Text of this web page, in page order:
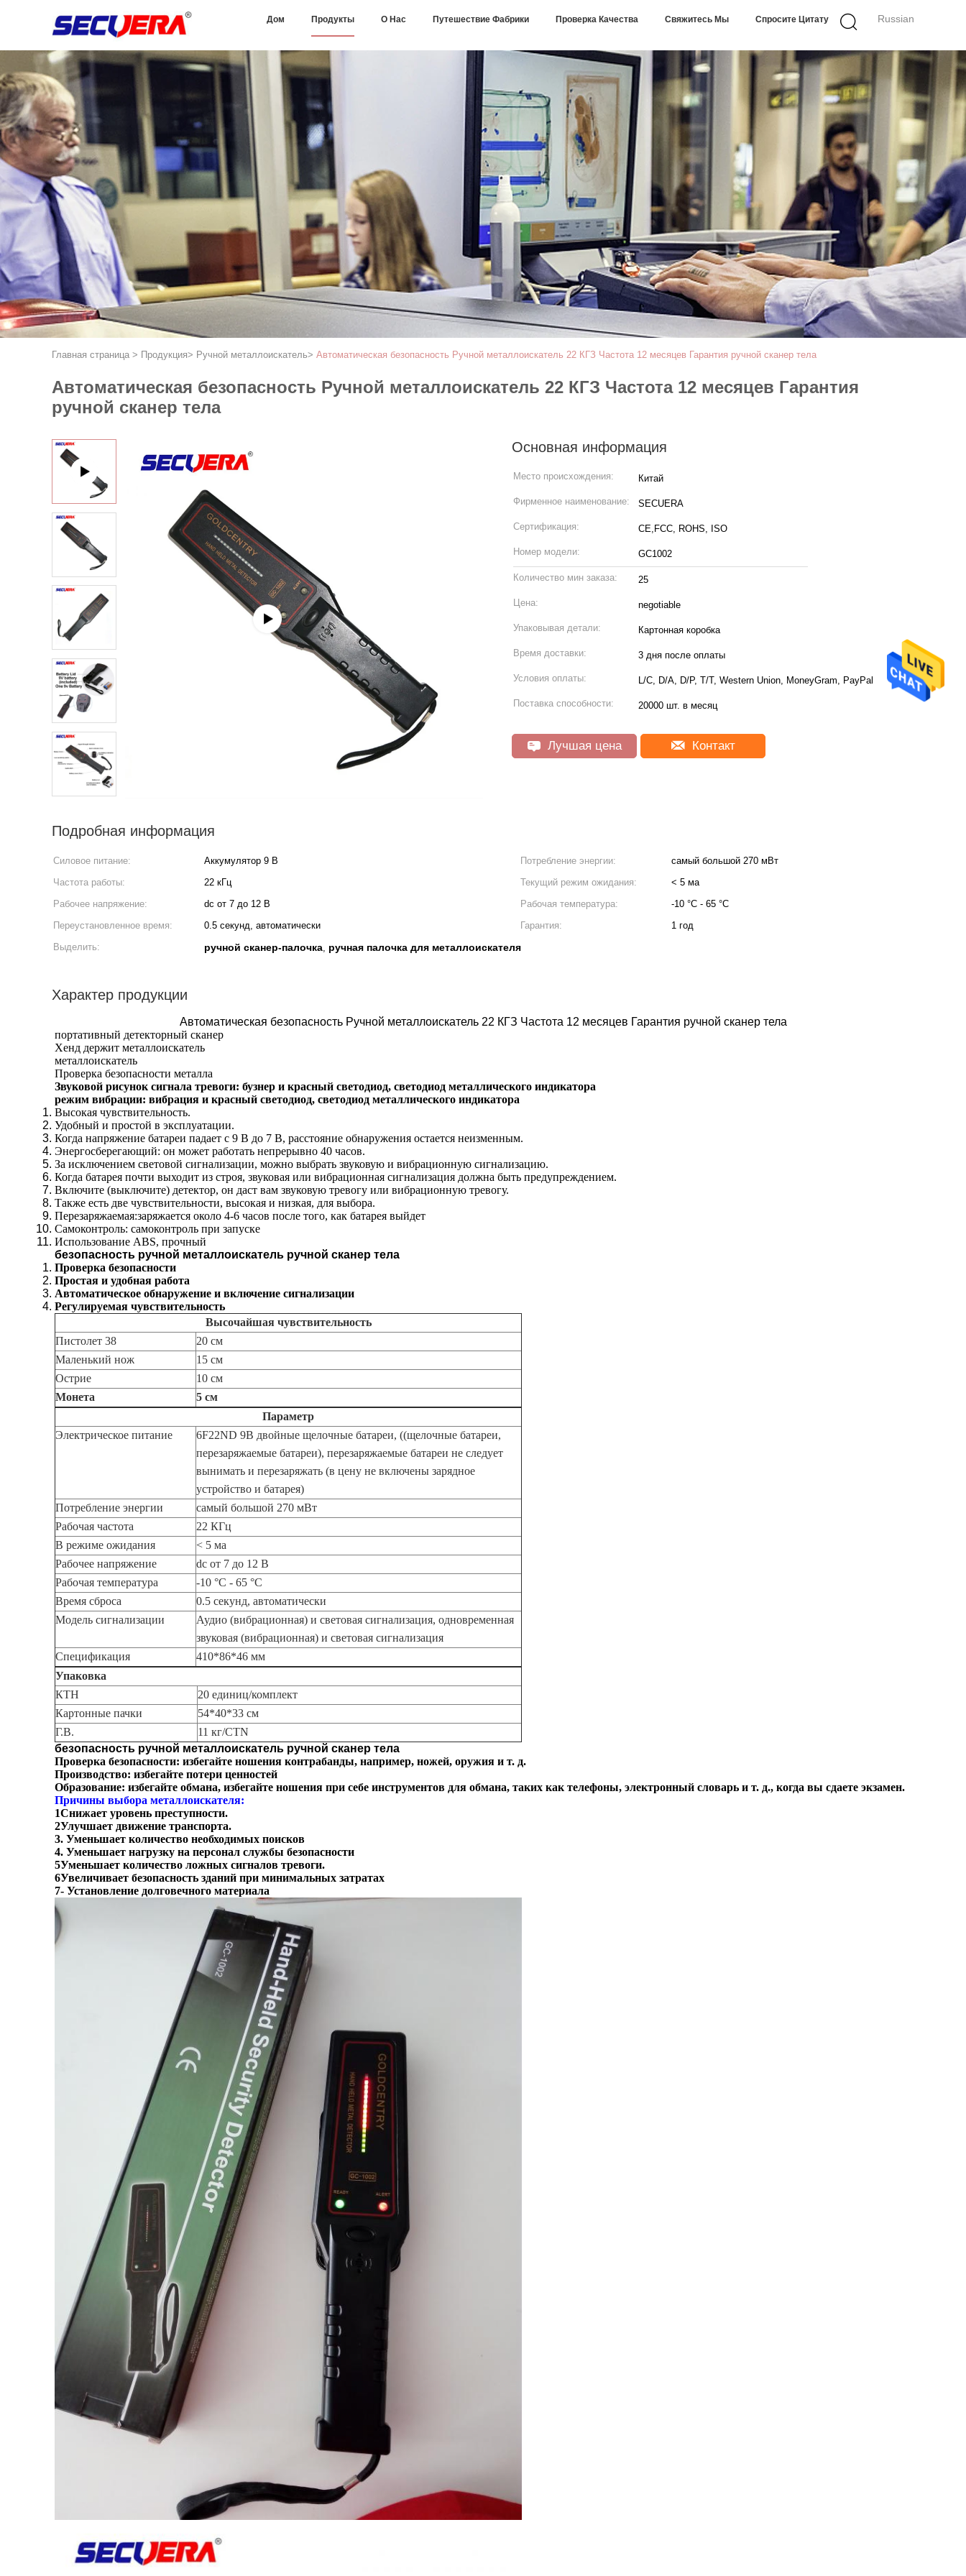
Russian
Дом Продукты О Нас Путешествие Фабрики Проверка Качества Свяжитесь Мы Спросите Цитату
Главная страница > Продукция> Ручной металлоискатель> Автоматическая безопасность Ручной металлоискатель 22 КГЗ Частота 12 месяцев Гарантия ручной сканер тела
Автоматическая безопасность Ручной металлоискатель 22 КГЗ Частота 12 месяцев Гарантия
ручной сканер тела
Основная информация
Место происхождения: Китай
Фирменное наименование: SECUERA
Сертификация: CE,FCC, ROHS, ISO
Номер модели: GC1002
Количество мин заказа: 25
Цена: negotiable
Упаковывая детали: Картонная коробка
Время доставки: 3 дня после оплаты
Условия оплаты: L/C, D/A, D/P, T/T, Western Union, MoneyGram, PayPal
Поставка способности: 20000 шт. в месяц
Лучшая цена Контакт
Подробная информация
Силовое питание: Аккумулятор 9 В Потребление энергии:
самый большой 270 мВт
Частота работы:
22 кГц Текущий режим ожидания:
< 5 ма
Рабочее напряжение:
dc от 7 до 12 В Рабочая температура:
-10 °C - 65 °C
Переустановленное время:
0.5 секунд, автоматически Гарантия:
1 год
Выделить:
ручной сканер-палочка, ручная палочка для металлоискателя
Характер продукции
Автоматическая безопасность Ручной металлоискатель 22 КГЗ Частота 12 месяцев Гарантия ручной сканер тела
портативный детекторный сканер
Хенд держит металлоискатель
металлоискатель
Проверка безопасности металла
Звуковой рисунок сигнала тревоги: бузнер и красный светодиод, светодиод металлического индикатора
режим вибрации: вибрация и красный светодиод, светодиод металлического индикатора
Высокая чувствительность.
Удобный и простой в эксплуатации.
Когда напряжение батареи падает с 9 В до 7 В, расстояние обнаружения остается неизменным.
Энергосберегающий: он может работать непрерывно 40 часов.
За исключением световой сигнализации, можно выбрать звуковую и вибрационную сигнализацию.
Когда батарея почти выходит из строя, звуковая или вибрационная сигнализация должна быть предупреждением.
Включите (выключите) детектор, он даст вам звуковую тревогу или вибрационную тревогу.
Также есть две чувствительности, высокая и низкая, для выбора.
Перезаряжаемая:заряжается около 4-6 часов после того, как батарея выйдет
Самоконтроль: самоконтроль при запуске
Использование ABS, прочный
безопасность ручной металлоискатель ручной сканер тела
Проверка безопасности
Простая и удобная работа
Автоматическое обнаружение и включение сигнализации
Регулируемая чувствительность
Высочайшая чувствительность
Пистолет 38
20 см
Маленький нож
15 см
Острие
10 см
Монета
5 см
Параметр
Электрическое питание
6F22ND 9В двойные щелочные батареи, ((щелочные батареи,
перезаряжаемые батареи), перезаряжаемые батареи не следует
вынимать и перезаряжать (в цену не включены зарядное
устройство и батарея)
Потребление энергии
самый большой 270 мВт
Рабочая частота
22 КГц
В режиме ожидания
< 5 ма
Рабочее напряжение
dc от 7 до 12 В
Рабочая температура
-10 °C - 65 °C
Время сброса
0.5 секунд, автоматически
Модель сигнализации
Аудио (вибрационная) и световая сигнализация, одновременная
звуковая (вибрационная) и световая сигнализация
Спецификация
410*86*46 мм
Упаковка
КТН
20 единиц/комплект
Картонные пачки
54*40*33 см
Г.В.
11 кг/CTN
безопасность ручной металлоискатель ручной сканер тела
Проверка безопасности: избегайте ношения контрабанды, например, ножей, оружия и т. д.
Производство: избегайте потери ценностей
Образование: избегайте обмана, избегайте ношения при себе инструментов для обмана, таких как телефоны, электронный словарь и т. д., когда вы сдаете экзамен.
Причины выбора металлоискателя:
1Снижает уровень преступности.
2Улучшает движение транспорта.
3. Уменьшает количество необходимых поисков
4. Уменьшает нагрузку на персонал службы безопасности
5Уменьшает количество ложных сигналов тревоги.
6Увеличивает безопасность зданий при минимальных затратах
7- Установление долговечного материала